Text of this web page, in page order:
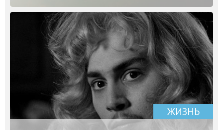
ЖИЗНЬ